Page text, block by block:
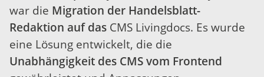
war die Migration der Handelsblatt-
Redaktion auf das CMS Livingdocs. Es wurde
eine Lösung entwickelt, die die
Unabhängigkeit des CMS vom Frontend